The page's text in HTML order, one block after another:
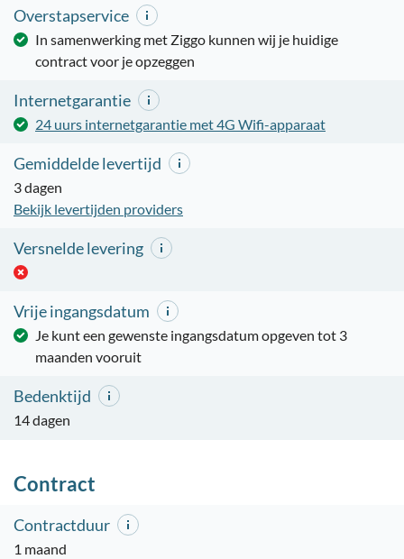
Overstapservice
In samenwerking met Ziggo kunnen wij je huidige
contract voor je opzeggen
Internetgarantie
24 uurs internetgarantie met 4G Wifi-apparaat
Gemiddelde levertijd
3 dagen
Bekijk levertijden providers
Versnelde levering
Vrije ingangsdatum
Je kunt een gewenste ingangsdatum opgeven tot 3
maanden vooruit
Bedenktijd
14 dagen
Contract
Contractduur
1 maand